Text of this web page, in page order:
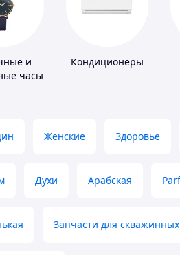
и
часы
Кондиционеры
Женские Здоровье
Духи Арабская
Запчасти для